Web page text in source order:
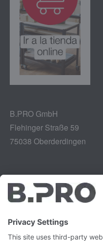
B.PRO GmbH
Flehinger Straße 59
75038 Oberderdingen
Aviso legal
Protección de datos
Referencias legales